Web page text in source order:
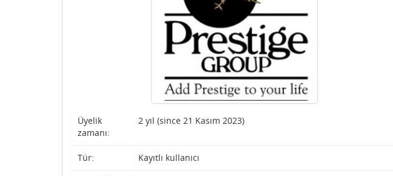
Üyelik
zamanı:
2 yıl (since 21 Kasım 2023)
Tür: Kayıtlı kullanıcı